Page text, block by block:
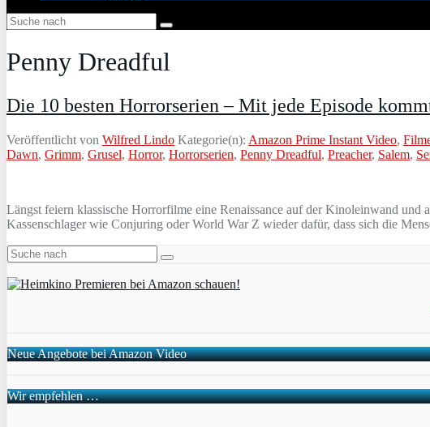
Penny Dreadful
Die 10 besten Horrorserien – Mit jede Episode
Veröffentlicht von Wilfred Lindo Kategorie(n): Amazon Prime Instant Video,
Dawn, Grimm, Grusel, Horror, Horrorserien, Penny Dreadful, Preacher, Salem,
Längst feiern klassische Horrorfilme eine Renaissance auf der Kinoleinwand
Kassenschlager wie Conjuring oder World War Z wieder dafür, dass sich die
Neue Angebote bei Amazon Video
Wir empfehlen …